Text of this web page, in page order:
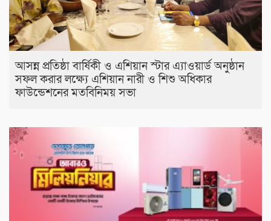
আসন্ন প্রতিষ্ঠা বার্ষিকী ও এশিয়ান স্টার এ‍্যাওয়ার্ড অনুষ্ঠান
সফল করার লক্ষ্যে এশিয়ান নারী ও শিশু অধিকার
ফাউন্ডেশনের মতবিনিময় সভা